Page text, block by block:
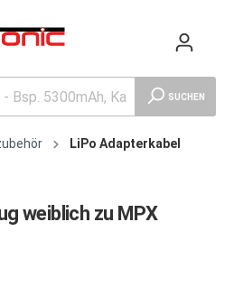
SUCHEN
LiPo Adapterkabel
weiblich zu MPX